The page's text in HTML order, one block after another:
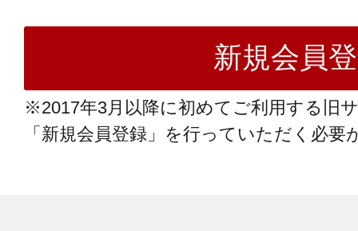
※2017年3月以降に初めてご利用する旧
「新規会員登録」を行っていただく必要